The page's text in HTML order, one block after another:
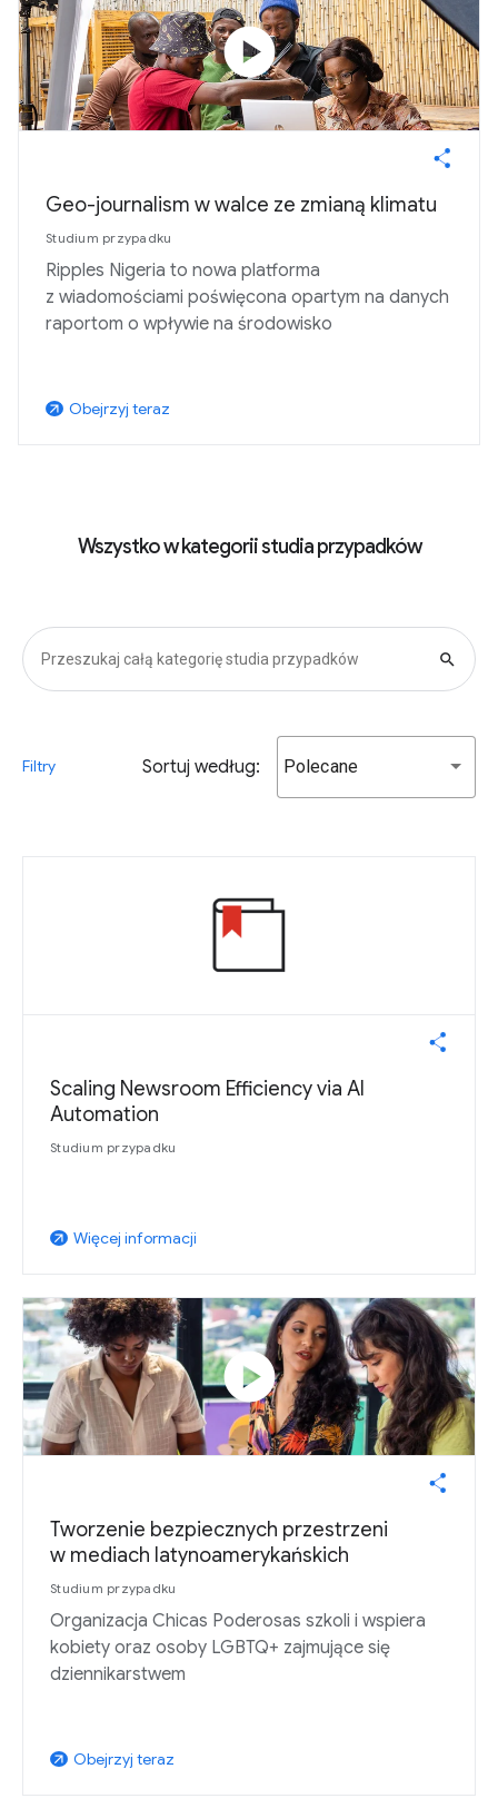
play_circle
Geo-journalism w walce ze zmianą klimatu
Studium przypadku
Ripples Nigeria to nowa platforma
z wiadomościami poświęcona opartym na danych
raportom o wpływie na środowisko
arrow_outward Obejrzyj teraz
Wszystko w kategorii studia przypadków
search
Filtry Sortuj według: Polecane
Scaling Newsroom Efficiency via AI
Automation
Studium przypadku
arrow_outward Więcej informacji
play_circle
Tworzenie bezpiecznych przestrzeni
w mediach latynoamerykańskich
Studium przypadku
Organizacja Chicas Poderosas szkoli i wspiera
kobiety oraz osoby LGBTQ+ zajmujące się
dziennikarstwem
arrow_outward Obejrzyj teraz